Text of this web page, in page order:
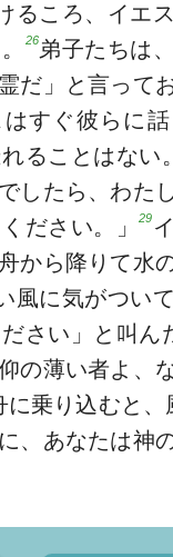
るころ、イエ
26弟子たちは
だ」と言って
はすぐ彼らに
ることはない
したら、わた
ださい。」29
から降りて水
風に気がつい
さい」と叫ん
の薄い者よ、
に乗り込むと
、あなたは神